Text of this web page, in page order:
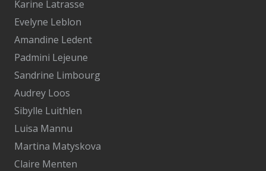
Karine Latrasse
Evelyne Leblon
Amandine Ledent
Padmini Lejeune
Sandrine Limbourg
Audrey Loos
Sibylle Luithlen
Luisa Mannu
Martina Matyskova
Claire Menten